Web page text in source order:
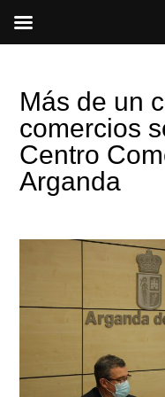
Más de un
comercios
Centro
Arganda